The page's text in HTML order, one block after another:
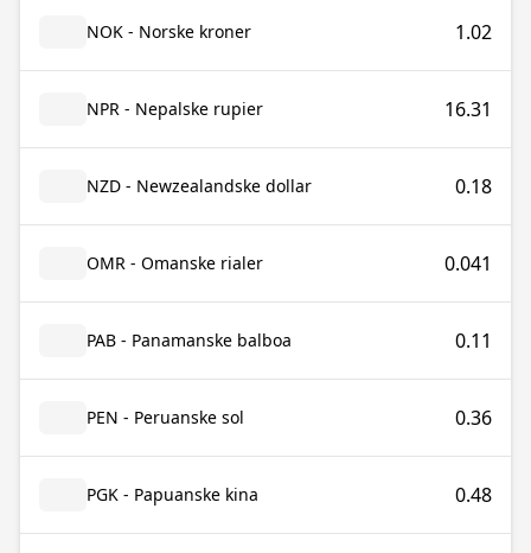
NOK - Norske kroner 1.02
NPR - Nepalske rupier 16.31
NZD - Newzealandske dollar 0.18
OMR - Omanske rialer 0.041
PAB - Panamanske balboa 0.11
PEN - Peruanske sol 0.36
PGK - Papuanske kina 0.48